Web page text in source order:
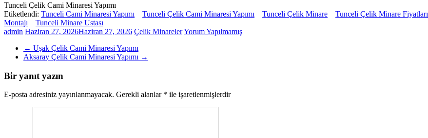
Tunceli Çelik Cami Minaresi Yapımı
Etiketlendi: Tunceli Cami Minaresi Yapımı Tunceli Çelik Cami Minaresi Yapımı Tunceli Çelik Minare Tunceli Çelik Minare Fiyatları
Montajı
Tunceli Minare Ustası
admin Haziran 27, 2026Haziran 27, 2026 Çelik MinarelerYorum Yapılmamış
← Uşak Çelik Cami Minaresi Yapımı
Aksaray Çelik Cami Minaresi Yapımı →
Bir yanıt yazın
E-posta adresiniz yayınlanmayacak. Gerekli alanlar * ile işaretlenmişlerdir